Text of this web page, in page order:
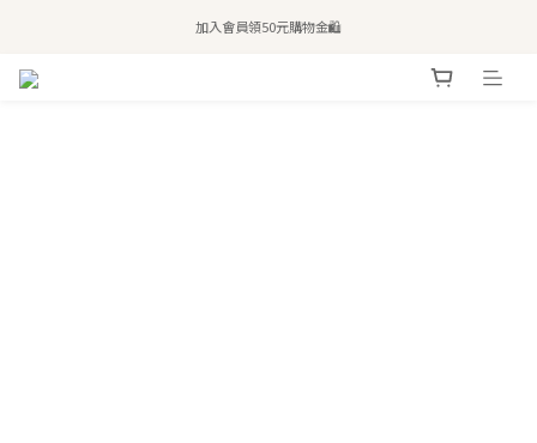
全站滿$2,500免運｜6/30前 含新品滿$1,300超取免運
加入會員領50元購物金🛍️